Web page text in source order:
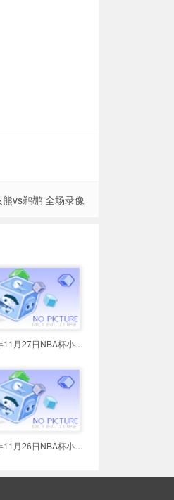
vs鹈鹕 全场录像
2025年11月27日NBA杯小组赛 步行者
2025年11月26日NBA杯小组赛 快船vs